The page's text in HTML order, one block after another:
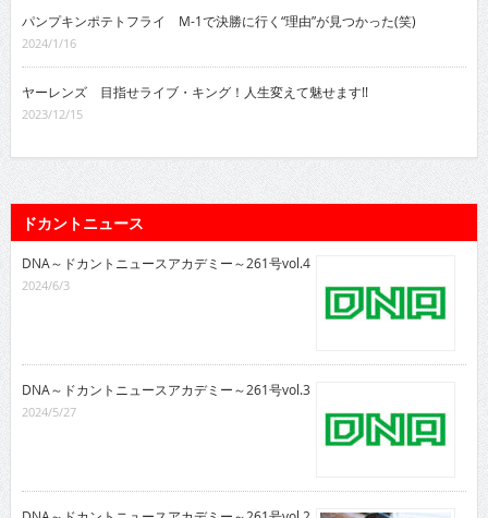
パンプキンポテトフライ M-1で決勝に行く“理由”が見つかった(笑)
2024/1/16
ヤーレンズ 目指せライブ・キング！人生変えて魅せます!!
2023/12/15
ドカントニュース
DNA～ドカントニュースアカデミー～261号vol.4
2024/6/3
DNA～ドカントニュースアカデミー～261号vol.3
2024/5/27